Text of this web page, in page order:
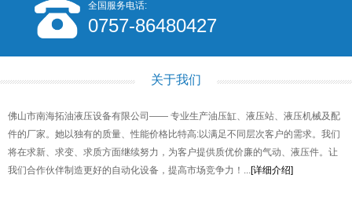
全国服务电话:
0757-86480427
关于我们
佛山市南海拓油液压设备有限公司—— 专业生产油压缸、液压站、液压机械及配
件的厂家。她以独有的质量、性能价格比特高:以满足不同层次客户的需求。我们
将在求新、求变、求质方面继续努力，为客户提供质优价廉的气动、液压件。让
我们合作伙伴制造更好的自动化设备，提高市场竞争力！...[详细介绍]